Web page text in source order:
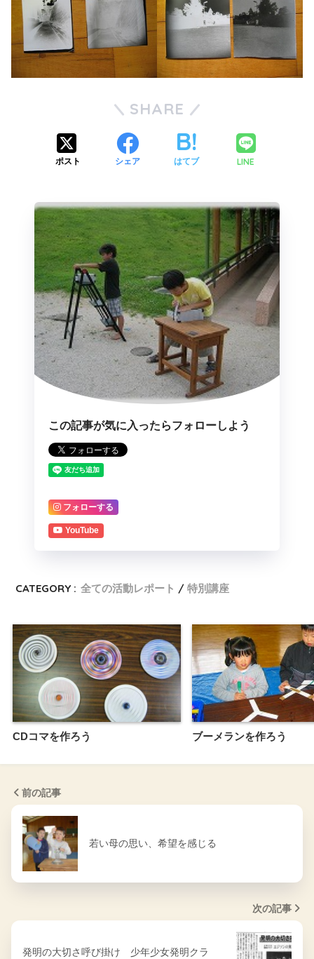
SHARE
ポスト シェア はてブ LINE
この記事が気に入ったらフォローしよう
フォローする
YouTube
CATEGORY : 全ての活動レポート 特別講座
CDコマを作ろう ブーメランを作ろう
前の記事
若い母の思い、希望を感じる
次の記事
発明の大切さ呼び掛け 少年少女発明クラ